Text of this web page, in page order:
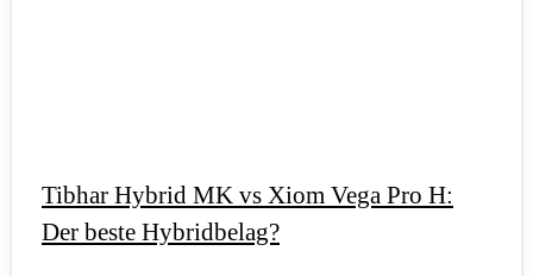
Tibhar Hybrid MK vs Xiom Vega Pro H:
Der beste Hybridbelag?